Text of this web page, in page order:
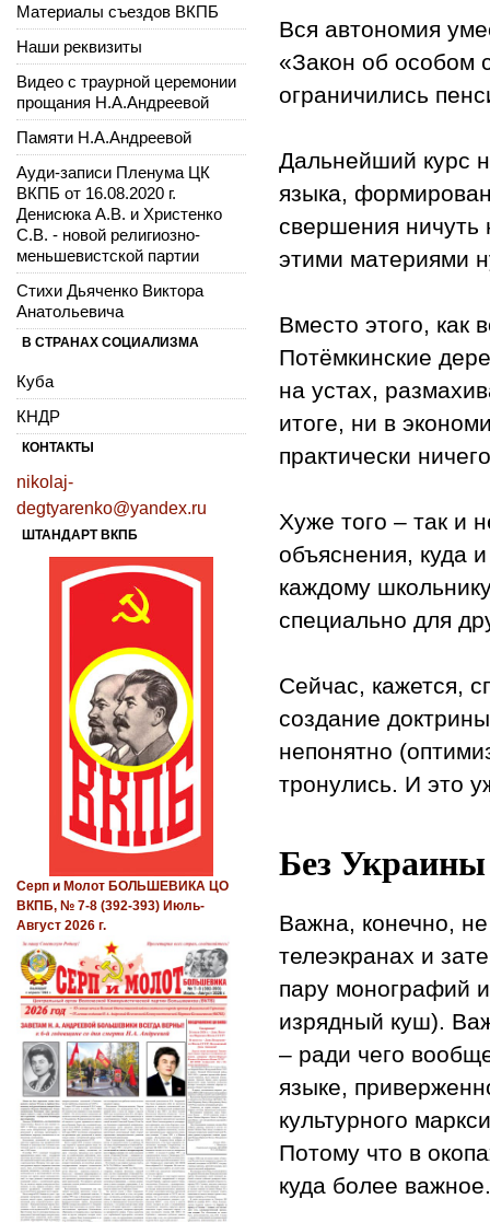
Вся автономия
«Закон об особом
ограничились
Дальнейший курс
языка,
свершения ничуть
этими материями
Вместо этого, как
Потёмкинские
на устах,
итоге, ни в
практически
Хуже того – так и
объяснения, куда
каждому
специально для
Сейчас, кажется,
создание
непонятно
тронулись. И это
Без Украины
Важна, конечно, не
телеэкранах и
пару монографий
изрядный куш).
– ради чего
языке,
культурного
Потому что в
куда более важное.
Материалы съездов ВКПБ
Наши реквизиты
Видео с траурной церемонии
прощания Н.А.Андреевой
Памяти Н.А.Андреевой
Ауди-записи Пленума ЦК
ВКПБ от 16.08.2020 г.
Денисюка А.В. и Христенко
С.В. - новой религиозно-
меньшевистской партии
Стихи Дьяченко Виктора
Анатольевича
В СТРАНАХ СОЦИАЛИЗМА
Куба
КНДР
КОНТАКТЫ
nikolaj-
degtyarenko@yandex.ru
ШТАНДАРТ ВКПБ
Серп и Молот БОЛЬШЕВИКА ЦО
ВКПБ, № 7-8 (392-393) Июль-
Август 2026 г.